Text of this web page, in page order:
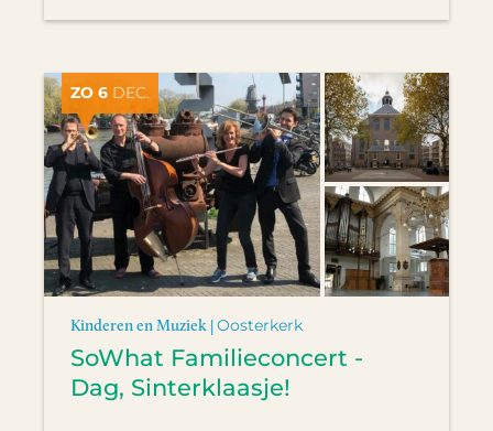
ZO 6 DEC.
Kinderen en Muziek |Oosterkerk
SoWhat Familieconcert -
Dag, Sinterklaasje!